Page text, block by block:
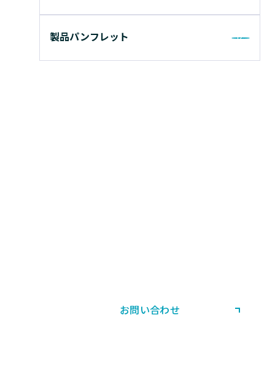
製品パンフレット
お問い合わせ